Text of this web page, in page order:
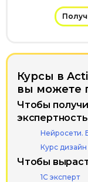
Курсы в
вы можете
Чтобы
Нейросети.
Курс
Чтобы
1С эксперт
+7 (495)
ООО «Актион-
Политика
персональных
Информация на
и не является
(ст. 437 ГК РФ)
Использование